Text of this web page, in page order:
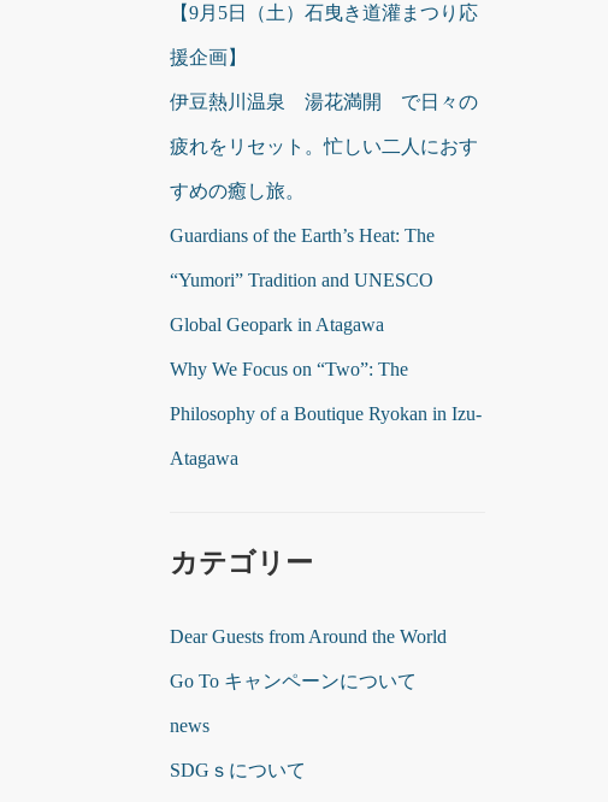
【9月5日（土）石曳き道灌まつり応
援企画】
伊豆熱川温泉 湯花満開 で日々の
疲れをリセット。忙しい二人におす
すめの癒し旅。
Guardians of the Earth’s Heat: The
“Yumori” Tradition and UNESCO
Global Geopark in Atagawa
Why We Focus on “Two”: The
Philosophy of a Boutique Ryokan in Izu-
Atagawa
カテゴリー
Dear Guests from Around the World
Go To キャンペーンについて
news
SDGｓについて